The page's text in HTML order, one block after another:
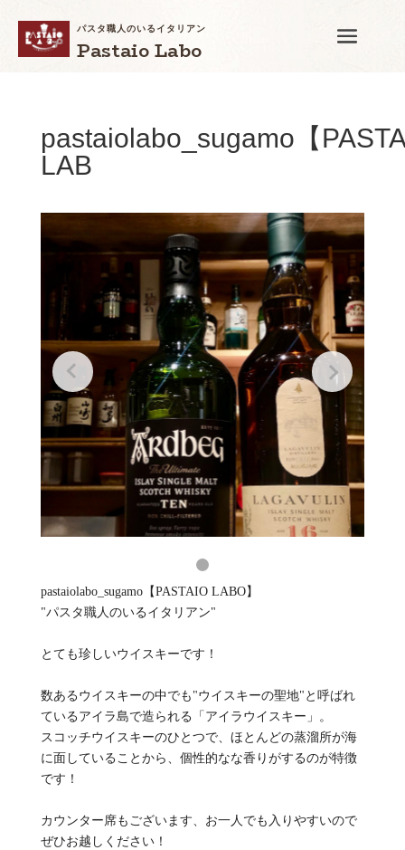
パスタ職人のいるイタリアン
Pastaio Labo
pastaiolabo_sugamo【
LAB
pastaiolabo_sugamo【PASTAIO LABO】
"パスタ職人のいるイタリアン"
とても珍しいウイスキーです！
数あるウイスキーの中でも"ウイスキーの聖地"と呼ばれ
ているアイラ島で造られる「アイラウイスキー」。
スコッチウイスキーのひとつで、ほとんどの蒸溜所が海
に面していることから、個性的なな香りがするのが特徴
です！
カウンター席もございます、お一人でも入りやすいので
ぜひお越しください！